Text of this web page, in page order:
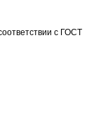
с ГОСТ